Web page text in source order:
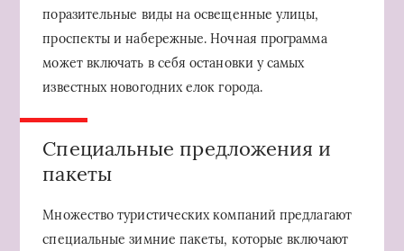
поразительные виды на освещенные улицы,
проспекты и набережные. Ночная программа
может включать в себя остановки у самых
известных новогодних елок города.
Специальные предложения и
пакеты
Множество туристических компаний предлагают
специальные зимние пакеты, которые включают